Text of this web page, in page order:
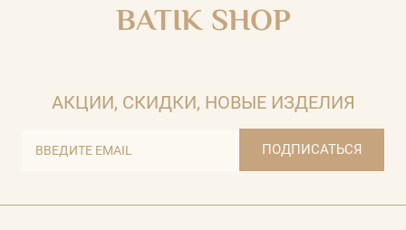
BATIK SHOP
АКЦИИ, СКИДКИ, НОВЫЕ ИЗДЕЛИЯ
ПОДПИСАТЬСЯ